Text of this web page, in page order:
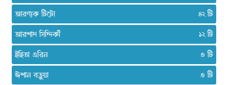
আরণ্যক টিটো
৪২
আরশাদ সিদ্দিকী
১২
ইহিতা এরিন
৩
ঈশান বড়ুয়া
৩